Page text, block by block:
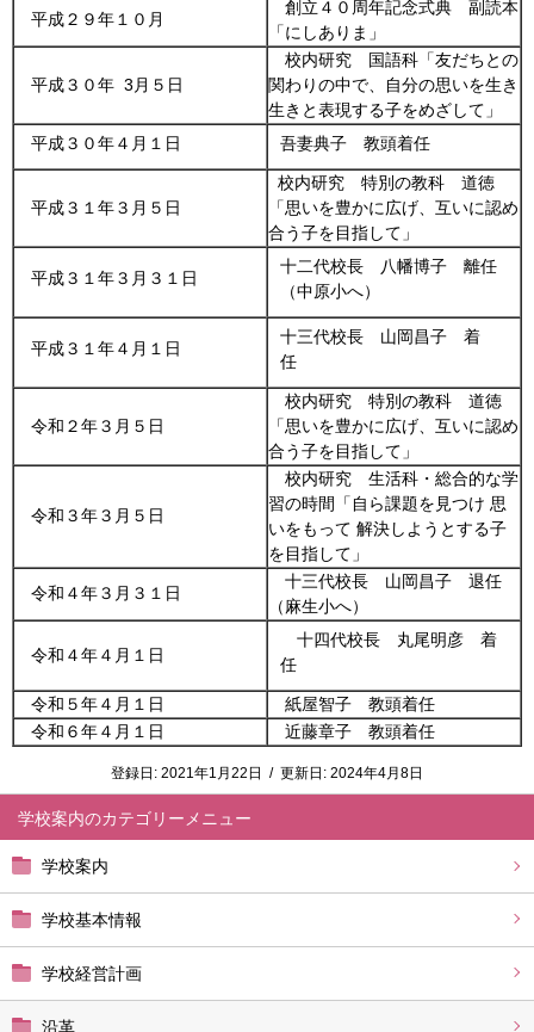
学校案内
学校案内
学校基本情報
学校経営計画
沿革
平成２９年１０月
創立４０周年記念式典 副読本
「にしありま」
平成３０年 3月５日
校内研究 国語科「友だちとの
関わりの中で、自分の思いを生き
生きと表現する子をめざして」
平成３０年４月１日
吾妻典子 教頭着任
平成３１年３月５日
校内研究 特別の教科 道徳
「思いを豊かに広げ、互いに認め
合う子を目指して」
平成３１年３月３１日
十二代校長 八幡博子 離任
（中原小へ）
平成３１年４月１日
十三代校長 山岡昌子 着
任
令和２年３月５日
校内研究 特別の教科 道徳
「思いを豊かに広げ、互いに認め
合う子を目指して」
令和３年３月５日
校内研究 生活科・総合的な学
習の時間「自ら課題を見つけ 思
いをもって 解決しようとする子
を目指して」
令和４年３月３１日
十三代校長 山岡昌子 退任
（麻生小へ）
令和４年４月１日
十四代校長 丸尾明彦 着
任
令和５年４月１日
紙屋智子 教頭着任
令和６年４月１日
近藤章子 教頭着任
登録日: 2021年1月22日 / 更新日: 2024年4月8日